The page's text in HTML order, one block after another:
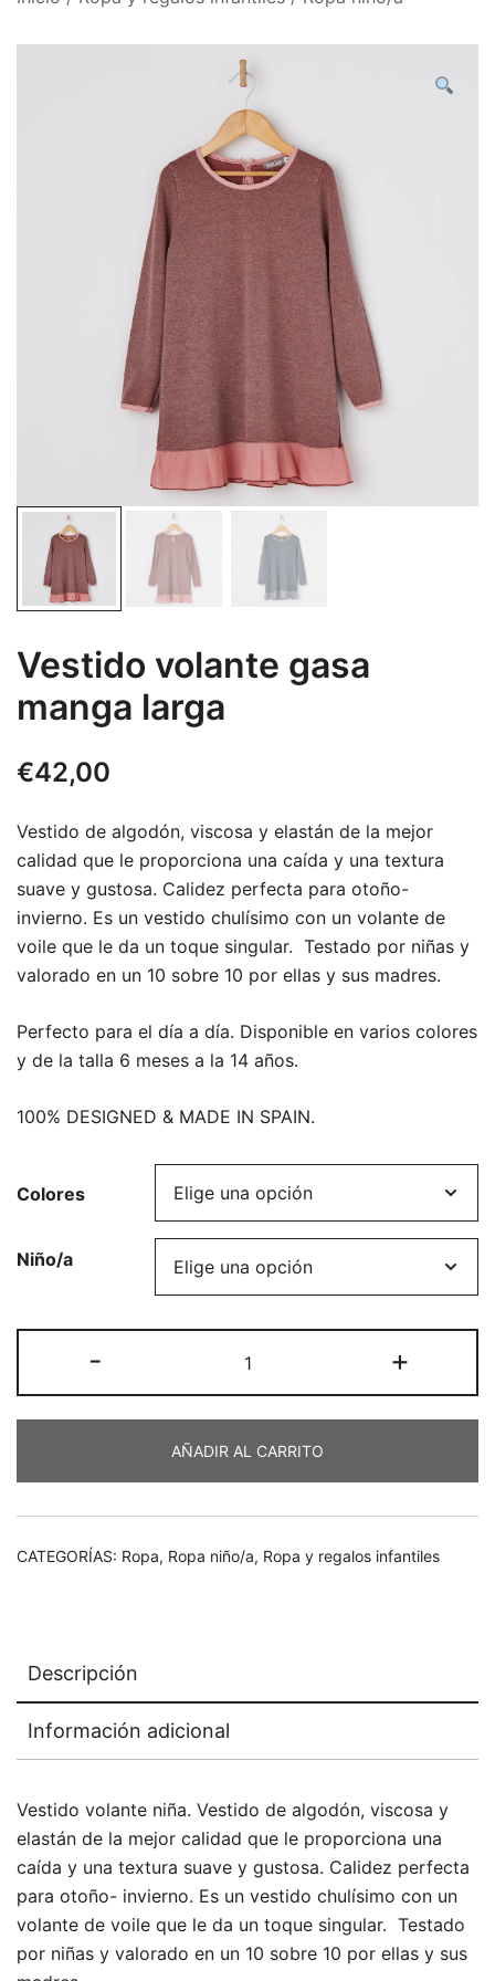
Vestido volante gasa
manga larga
€42,00
Vestido de algodón, viscosa y elastán de la mejor
calidad que le proporciona una caída y una textura
suave y gustosa. Calidez perfecta para otoño-
invierno. Es un vestido chulísimo con un volante de
voile que le da un toque singular. Testado por niñas y
valorado en un 10 sobre 10 por ellas y sus madres.
Perfecto para el día a día. Disponible en varios colores
y de la talla 6 meses a la 14 años.
100% DESIGNED & MADE IN SPAIN.
Colores
Niño/a
-
volante
gasa
larga
cantidad
+
AÑADIR AL CARRITO
CATEGORÍAS: Ropa, Ropa niño/a, Ropa y regalos infantiles
Descripción
Información adicional
Vestido volante niña. Vestido de algodón, viscosa y
elastán de la mejor calidad que le proporciona una
caída y una textura suave y gustosa. Calidez perfecta
para otoño- invierno. Es un vestido chulísimo con un
volante de voile que le da un toque singular. Testado
por niñas y valorado en un 10 sobre 10 por ellas y sus